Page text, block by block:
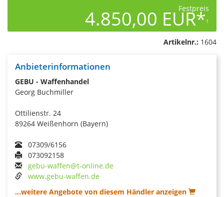
Festpreis
4.850,00 EUR*1
Artikelnr.: 1604
Anbieterinformationen
GEBU - Waffenhandel
Georg Buchmiller
Ottilienstr. 24
89264 Weißenhorn (Bayern)
07309/6156
073092158
gebu-waffen@t-online.de
www.gebu-waffen.de
...weitere Angebote von diesem Händler anzeigen